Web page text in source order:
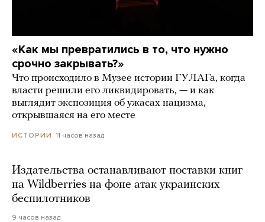
«Как мы превратились в то, что нужно
срочно закрывать?»
Что происходило в Музее истории ГУЛАГа, когда
власти решили его ликвидировать, — и как
выглядит экспозиция об ужасах нацизма,
открывшаяся на его месте
ИСТОРИИ 11 часов назад
Издательства останавливают поставки книг
на Wildberries на фоне атак украинских
беспилотников
9 часов назад